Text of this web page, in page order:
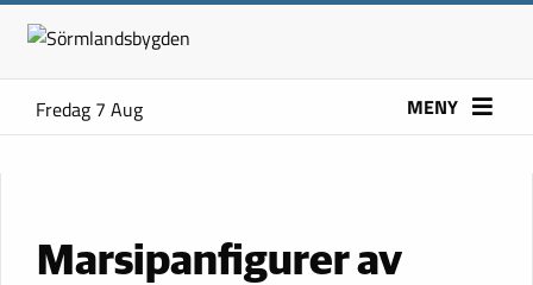
Fredag 7 Aug MENY
Marsipanfigurer av